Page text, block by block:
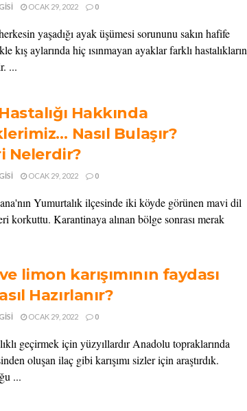
OCAK 29, 2022 0
yaşadığı ayak üşümesi sorununu sakın hafife
kış aylarında hiç ısınmayan ayaklar farklı hastalıkların
...
Hakkında
Nasıl Bulaşır?
Nelerdir?
OCAK 29, 2022 0
Yumurtalık ilçesinde iki köyde görünen mavi dil
korkuttu. Karantinaya alınan bölge sonrası merak
limon karışımının faydası
Hazırlanır?
OCAK 29, 2022 0
geçirmek için yüzyıllardır Anadolu topraklarında
oluşan ilaç gibi karışımı sizler için araştırdık.
...